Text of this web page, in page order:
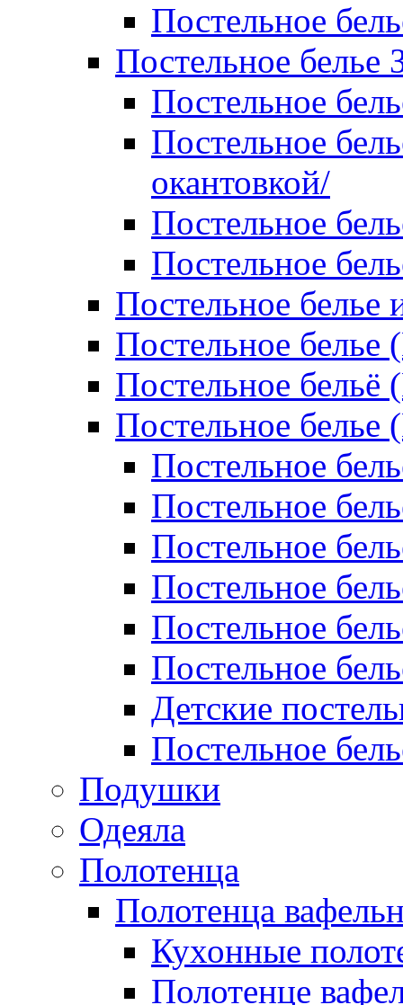
Постельное
Постельное белье
Постельное
Постельное
окантовкой/
Постельное
Постельное
Постельное белье
Постельное
Постельное
Постельное
Постельное
Постельное
Постельное
Постельное
Постельное
Постельное
Детские
Постельное
Подушки
Одеяла
Полотенца
Полотенца
Кухонные
Полотенце